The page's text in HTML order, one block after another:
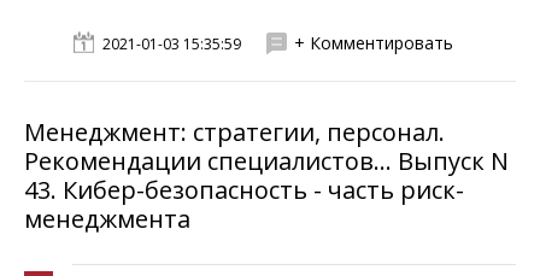
2021-01-03 15:35:59 + Комментировать
Менеджмент: стратегии, персонал.
Рекомендации специалистов... Выпуск N
43. Кибер-безопасность - часть риск-
менеджмента